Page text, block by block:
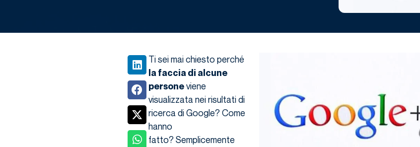
Ti sei mai chiesto perché
la faccia di alcune
personeviene
visualizzata nei risultati di
ricerca di Google? Come
hanno
fatto? Semplicemente